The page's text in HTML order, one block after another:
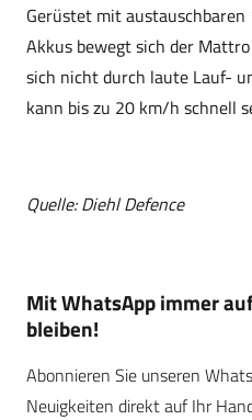
Gerüstet mit
Akkus bewegt sich der
sich nicht durch laute Lauf-
kann bis zu 20 km/h schnell
Quelle: Diehl Defence
Mit WhatsApp immer
bleiben!
Abonnieren Sie unseren
Neuigkeiten direkt auf Ihr